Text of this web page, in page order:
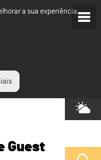
a sua experiência.
Guest